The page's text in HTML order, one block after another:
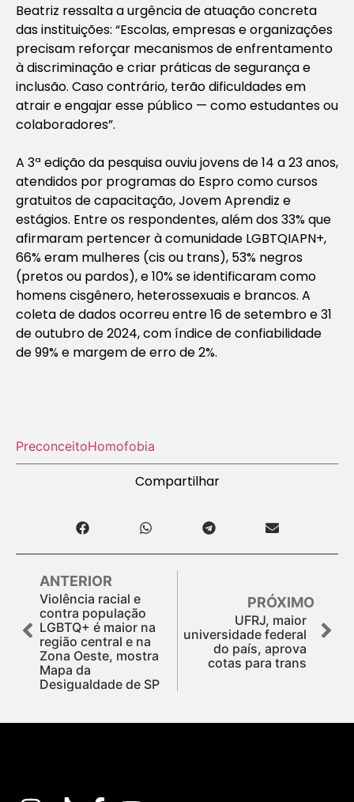
Beatriz ressalta a urgência de atuação concreta
das instituições: “Escolas, empresas e organizações
precisam reforçar mecanismos de enfrentamento
à discriminação e criar práticas de segurança e
inclusão. Caso contrário, terão dificuldades em
atrair e engajar esse público — como estudantes ou
colaboradores”.
A 3ª edição da pesquisa ouviu jovens de 14 a 23 anos,
atendidos por programas do Espro como cursos
gratuitos de capacitação, Jovem Aprendiz e
estágios. Entre os respondentes, além dos 33% que
afirmaram pertencer à comunidade LGBTQIAPN+,
66% eram mulheres (cis ou trans), 53% negros
(pretos ou pardos), e 10% se identificaram como
homens cisgênero, heterossexuais e brancos. A
coleta de dados ocorreu entre 16 de setembro e 31
de outubro de 2024, com índice de confiabilidade
de 99% e margem de erro de 2%.
PreconceitoHomofobia
Compartilhar
ANTERIOR
Violência racial e
contra população
LGBTQ+ é maior na
região central e na
Zona Oeste, mostra
Mapa da
Desigualdade de SP
PRÓXIMO
UFRJ, maior
universidade federal
do país, aprova
cotas para trans